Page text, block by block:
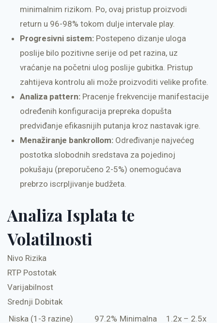
minimalnim rizikom. Po, ovaj pristup proizvodi
return u 96-98% tokom dulje intervale play.
Progresivni sistem:Postepeno dizanje uloga
poslije bilo pozitivne serije od pet razina, uz
vraćanje na početni ulog poslije gubitka. Pristup
zahtijeva kontrolu ali može proizvoditi velike profite.
Analiza pattern:Pracenje frekvencije manifestacije
određenih konfiguracija prepreka dopušta
predviđanje efikasnijih putanja kroz nastavak igre.
Menažiranje bankrollom:Određivanje najvećeg
postotka slobodnih sredstava za pojedinoj
pokušaju (preporučeno 2-5%) onemogućava
prebrzo iscrpljivanje budžeta.
Analiza Isplata te
Volatilnosti
Nivo Rizika
RTP Postotak
Varijabilnost
Srednji Dobitak
Niska (1-3 razine)
97.2% Minimalna 1.2x – 2.5x